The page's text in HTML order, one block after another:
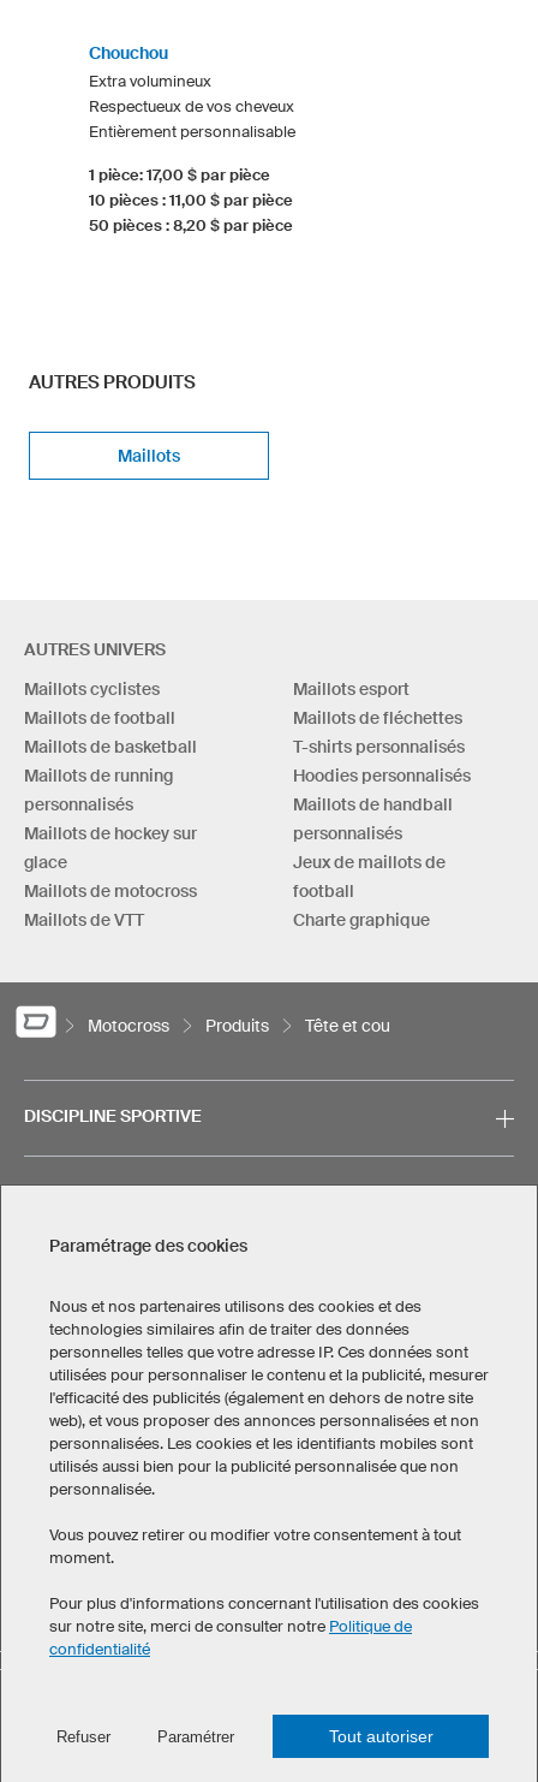
Chouchou
Extra volumineux
Respectueux de vos cheveux
Entièrement personnalisable
1 pièce: 17,00 $ par pièce
10 pièces : 11,00 $ par pièce
50 pièces : 8,20 $ par pièce
AUTRES PRODUITS
Maillots
AUTRES UNIVERS
Maillots cyclistes
Maillots de football
Maillots de basketball
Maillots de running
personnalisés
Maillots de hockey sur
glace
Maillots de motocross
Maillots de VTT
Maillots esport
Maillots de fléchettes
T-shirts personnalisés
Hoodies personnalisés
Maillots de handball
personnalisés
Jeux de maillots de
football
Charte graphique
Motocross Produits Tête et cou
DISCIPLINE SPORTIVE
Canada
Mentions légales
Politique de confidentialité
Paramétrage des cookies
Conditions générales de vente
Paramétrage des cookies
Nous et nos partenaires utilisons des cookies et des
technologies similaires afin de traiter des données
personnelles telles que votre adresse IP. Ces données sont
utilisées pour personnaliser le contenu et la publicité, mesurer
l'efficacité des publicités (également en dehors de notre site
web), et vous proposer des annonces personnalisées et non
personnalisées. Les cookies et les identifiants mobiles sont
utilisés aussi bien pour la publicité personnalisée que non
personnalisée.
Vous pouvez retirer ou modifier votre consentement à tout
moment.
Pour plus d'informations concernant l'utilisation des cookies
sur notre site, merci de consulter notre Politique de
confidentialité
Refuser Paramétrer Tout autoriser